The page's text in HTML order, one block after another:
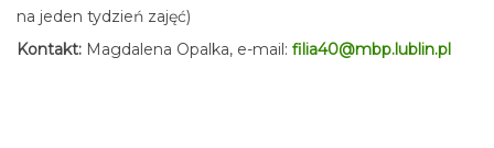
na jeden tydzień zajęć)
Kontakt: Magdalena Opalka, e-mail: filia40@mbp.lublin.pl